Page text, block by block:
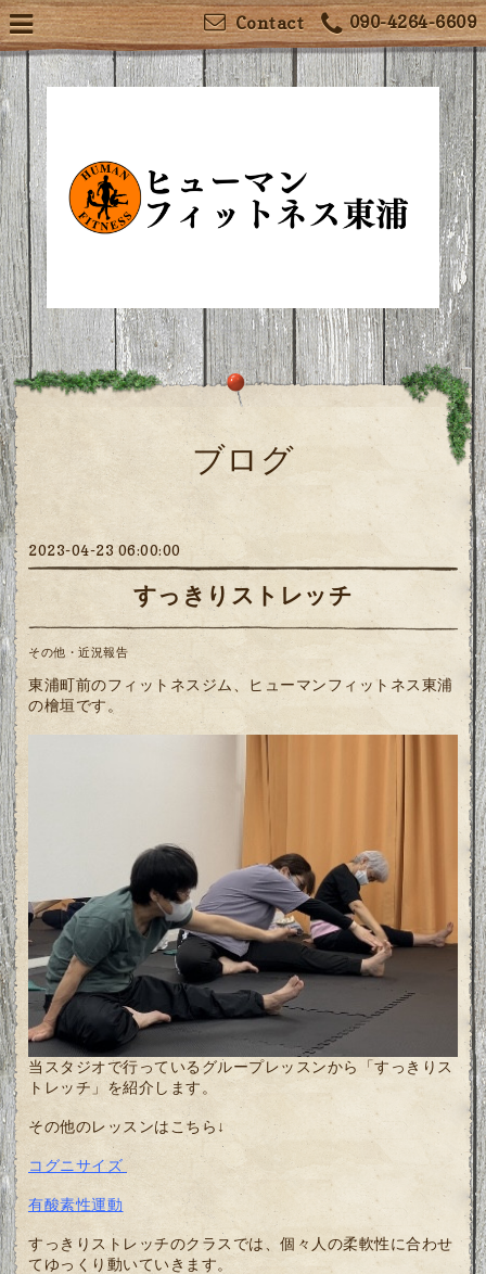
090-4264-6609
Contact
ブログ
2023-04-23 06:00:00
すっきりストレッチ
その他・近況報告
東浦町前のフィットネスジム、ヒューマンフィットネス東浦
の檜垣です。
当スタジオで行っているグループレッスンから「すっきりス
トレッチ」を紹介します。
その他のレッスンはこちら↓
コグニサイズ
有酸素性運動
すっきりストレッチのクラスでは、個々人の柔軟性に合わせ
てゆっくり動いていきます。